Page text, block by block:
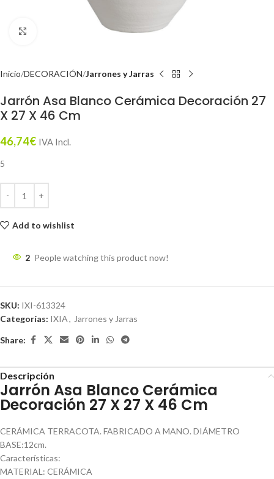
Inicio DECORACIÓN Jarrones y Jarras
Jarrón Asa Blanco Cerámica Decoración 27
X 27 X 46 Cm
46,74€ IVA Incl.
5
Add to wishlist
2 People watching this product now!
SKU: IXI-613324
Categorías: IXIA, Jarrones y Jarras
Share:
Descripción
Jarrón Asa Blanco Cerámica
Decoración 27 X 27 X 46 Cm
CERÁMICA TERRACOTA. FABRICADO A MANO. DIÁMETRO
BASE:12cm.
Características:
MATERIAL: CERÁMICA